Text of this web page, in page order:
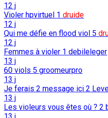
12 j
Violer hpvirtuel 1 druide
12 j
Qui me défie en flood viol 5
12 j
Femmes à violer 1 debileleger
13 j
60 viols 5 groomeurpro
13 j
Je ferais 2 message ici 2
13 j
Les violeurs vous êtes où ? 2